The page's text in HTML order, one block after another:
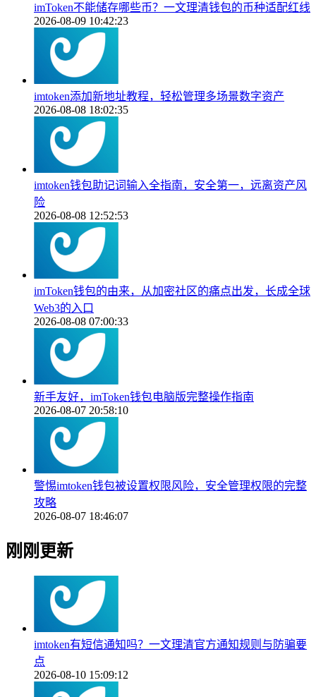
imToken不能储存哪些币？一文理清钱包的币种适配红线
2026-08-09 10:42:23
imtoken添加新地址教程，轻松管理多场景数字资产
2026-08-08 18:02:35
imtoken钱包助记词输入全指南，安全第一，远离资产风
险
2026-08-08 12:52:53
imToken钱包的由来，从加密社区的痛点出发，长成全球
Web3的入口
2026-08-08 07:00:33
新手友好，imToken钱包电脑版完整操作指南
2026-08-07 20:58:10
警惕imtoken钱包被设置权限风险，安全管理权限的完整
攻略
2026-08-07 18:46:07
刚刚更新
imtoken有短信通知吗？一文理清官方通知规则与防骗要
点
2026-08-10 15:09:12